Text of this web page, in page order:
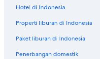
Hotel di Indonesia
Properti liburan di Indonesia
Paket liburan di Indonesia
Penerbangan domestik